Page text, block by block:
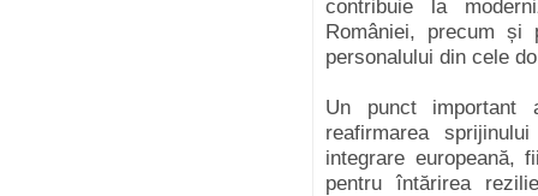
contribuie la
României, precum și
personalului din cele
Un punct important
reafirmarea
integrare europeană,
pentru întărirea